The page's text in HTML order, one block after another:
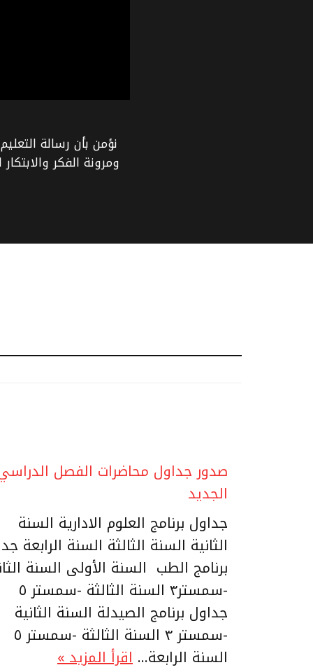
نؤمن بأن رسالة
ومرونة الفكر
صدور جداول محاضرات الفصل
الجديد
جداول برنامج العلوم الادارية السنة
الثانية السنة الثالثة السنة الرابعة
برنامج الطب السنة الأولى السنة
-سمستر٣ السنة الثالثة -سمستر ٥
جداول برنامج الصيدلة السنة الثانية
-سمستر ٣ السنة الثالثة -سمستر ٥
السنة الرابعة… اقرأ المزيد »